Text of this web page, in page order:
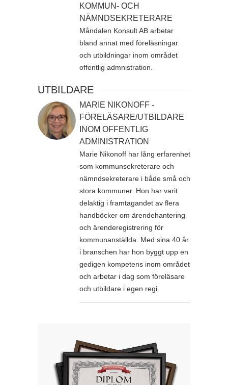
KOMMUN- OCH
NÄMNDSEKRETERARE
Måndalen Konsult AB arbetar
bland annat med föreläsningar
och utbildningar inom området
offentlig admnistration.
UTBILDARE
MARIE NIKONOFF -
FÖRELÄSARE/UTBILDARE
INOM OFFENTLIG
ADMINISTRATION
Marie Nikonoff har lång erfarenhet
som kommunsekreterare och
nämndsekreterare i både små och
stora kommuner. Hon har varit
delaktig i framtagandet av flera
handböcker om ärendehantering
och ärenderegistrering för
kommunanställda. Med sina 40 år
i branschen har hon byggt upp en
gedigen kompetens inom området
och arbetar i dag som föreläsare
och utbildare i egen regi.